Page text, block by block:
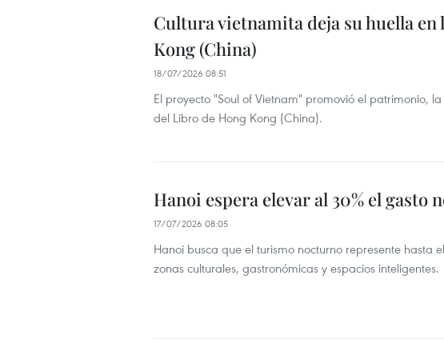
Cultura vietnamita deja su huella en
Kong (China)
18/07/2026 08:51
El proyecto "Soul of Vietnam" promovió el patrimonio,
del Libro de Hong Kong (China).
Hanoi espera elevar al 30% el gasto
17/07/2026 08:05
Hanoi busca que el turismo nocturno represente hasta
zonas culturales, gastronómicas y espacios inteligentes.